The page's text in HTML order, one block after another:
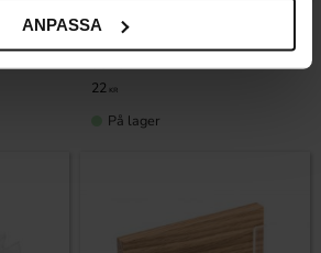
ANPASSA
–
stjerner
Selvklæbende plastclips til
høj skuffeinddeler – Bas-
serien
22 KR
På lager